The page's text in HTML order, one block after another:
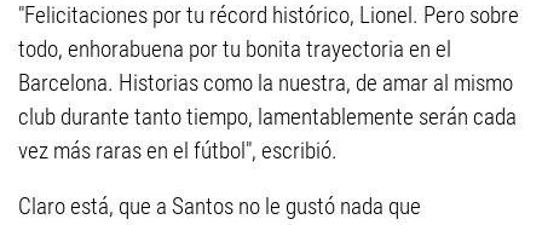
"Felicitaciones por tu récord histórico, Lionel. Pero sobre
todo, enhorabuena por tu bonita trayectoria en el
Barcelona. Historias como la nuestra, de amar al mismo
club durante tanto tiempo, lamentablemente serán cada
vez más raras en el fútbol", escribió.
Claro está, que a Santos no le gustó nada que